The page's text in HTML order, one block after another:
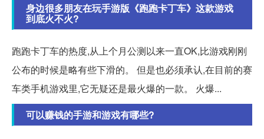
身边很多朋友在玩手游版《跑跑卡丁车》这款游戏
到底火不火?
跑跑卡丁车的热度,从上个月公测以来一直OK,比游戏刚刚
公布的时候是略有些下滑的。 但是也必须承认,在目前的赛
车类手机游戏里,它无疑还是最火爆的一款。 火爆...
可以赚钱的手游和游戏有哪些?